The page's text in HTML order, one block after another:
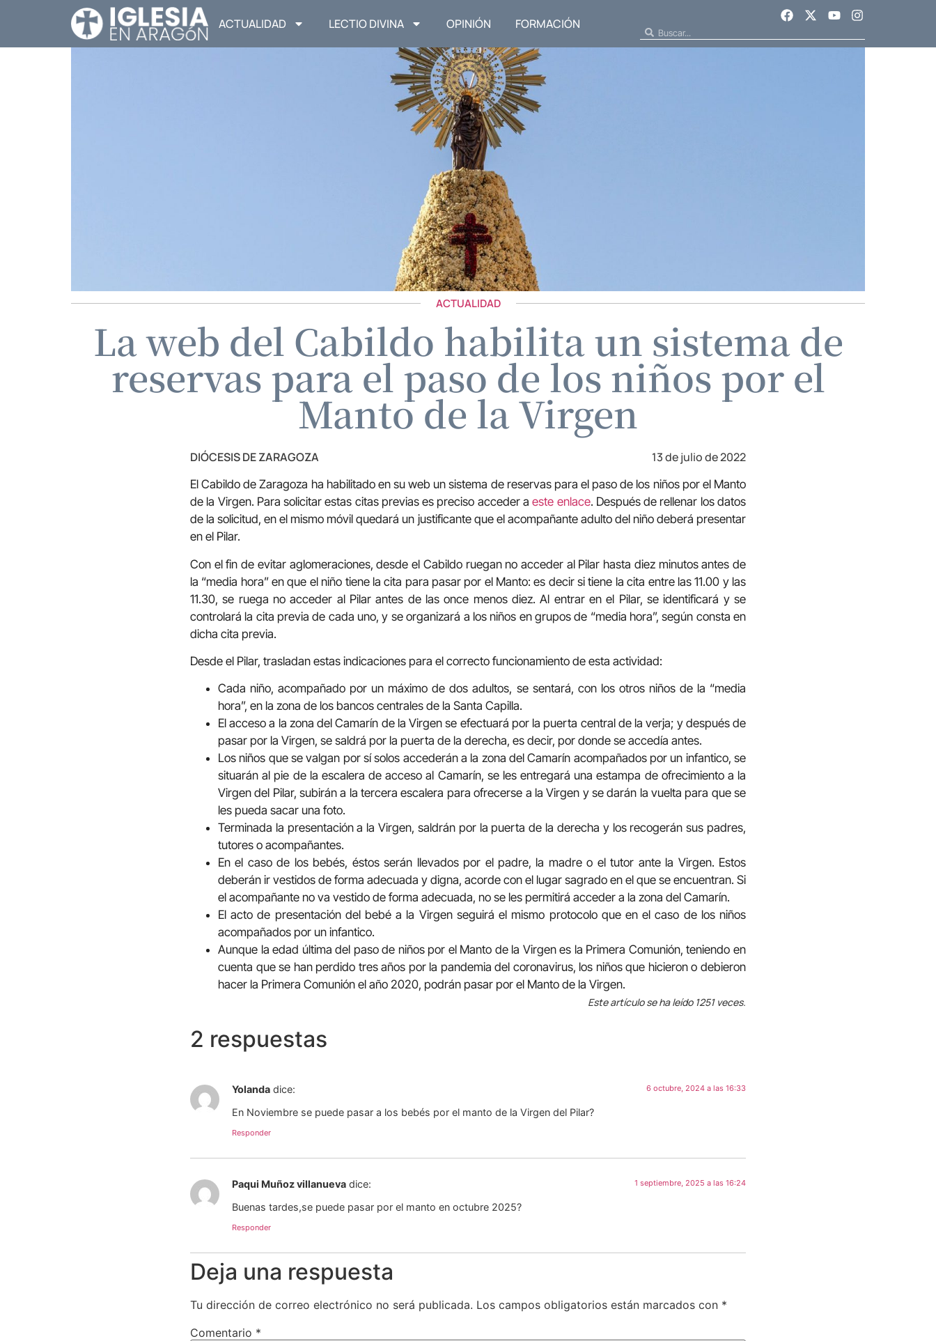
ACTUALIDAD LECTIO DIVINA OPINIÓN FORMACIÓN
ACTUALIDAD
La web del Cabildo habilita un sistema de
reservas para el paso de los niños por el
Manto de la Virgen
DIÓCESIS DE ZARAGOZA 13 de julio de 2022
El Cabildo de Zaragoza ha habilitado en su web un sistema de reservas para el paso de los niños por el Manto
de la Virgen. Para solicitar estas citas previas es preciso acceder aeste enlace. Después de rellenar los datos
de la solicitud, en el mismo móvil quedará un justificante que el acompañante adulto del niño deberá presentar
en el Pilar.
Con el fin de evitar aglomeraciones, desde el Cabildo ruegan no acceder al Pilar hasta diez minutos antes de
la “media hora” en que el niño tiene la cita para pasar por el Manto: es decir si tiene la cita entre las 11.00 y las
11.30, se ruega no acceder al Pilar antes de las once menos diez. Al entrar en el Pilar, se identificará y se
controlará la cita previa de cada uno, y se organizará a los niños en grupos de “media hora”, según consta en
dicha cita previa.
Desde el Pilar, trasladan estas indicaciones para el correcto funcionamiento de esta actividad:
Cada niño, acompañado por un máximo de dos adultos, se sentará, con los otros niños de la “media
hora”, en la zona de los bancos centrales de la Santa Capilla.
El acceso a la zona del Camarín de la Virgen se efectuará por la puerta central de la verja; y después de
pasar por la Virgen, se saldrá por la puerta de la derecha, es decir, por donde se accedía antes.
Los niños que se valgan por sí solos accederán a la zona del Camarín acompañados por un infantico, se
situarán al pie de la escalera de acceso al Camarín, se les entregará una estampa de ofrecimiento a la
Virgen del Pilar, subirán a la tercera escalera para ofrecerse a la Virgen y se darán la vuelta para que se
les pueda sacar una foto.
Terminada la presentación a la Virgen, saldrán por la puerta de la derecha y los recogerán sus padres,
tutores o acompañantes.
En el caso de los bebés, éstos serán llevados por el padre, la madre o el tutor ante la Virgen. Estos
deberán ir vestidos de forma adecuada y digna, acorde con el lugar sagrado en el que se encuentran. Si
el acompañante no va vestido de forma adecuada, no se les permitirá acceder a la zona del Camarín.
El acto de presentación del bebé a la Virgen seguirá el mismo protocolo que en el caso de los niños
acompañados por un infantico.
Aunque la edad última del paso de niños por el Manto de la Virgen es la Primera Comunión, teniendo en
cuenta que se han perdido tres años por la pandemia del coronavirus, los niños que hicieron o debieron
hacer la Primera Comunión el año 2020, podrán pasar por el Manto de la Virgen.
Este artículo se ha leído 1251 veces.
2 respuestas
Yolanda dice: 6 octubre, 2024 a las 16:33
En Noviembre se puede pasar a los bebés por el manto de la Virgen del Pilar?
Responder
Paqui Muñoz villanueva dice: 1 septiembre, 2025 a las 16:24
Buenas tardes,se puede pasar por el manto en octubre 2025?
Responder
Deja una respuesta
Tu dirección de correo electrónico no será publicada. Los campos obligatorios están marcados con *
Comentario *